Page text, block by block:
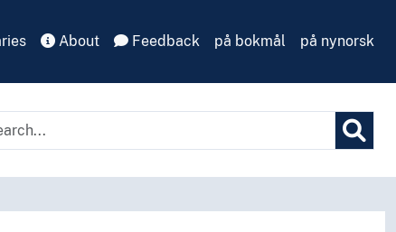
About Feedback på bokmål på nynorsk